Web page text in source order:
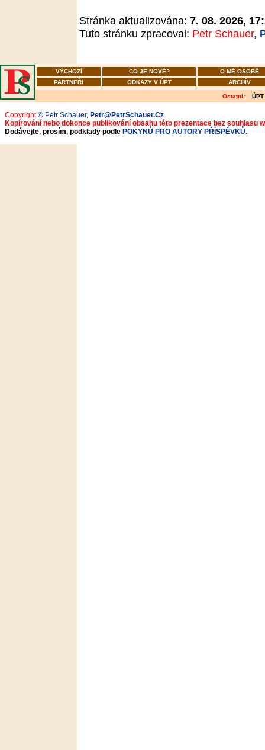
Stránka aktualizována: 7. 08. 2026,
Tuto stránku zpracoval: Petr Schauer,
VÝCHOZÍ CO JE NOVÉ?
O MÉ OSOBĚ
PARTNEŘI
ODKAZY V ÚPT ARCHÍV
Ostatní: ÚPT
Copyright© Petr Schauer, Petr@PetrSchauer.Cz
Kopírování nebo dokonce publikování obsahu této prezentace bez souhlasu
Dodávejte, prosím, podklady podle POKYNŮ PRO AUTORY PŘÍSPĚVKŮ.